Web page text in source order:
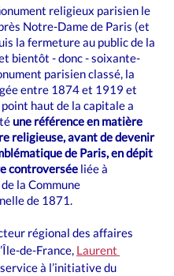
religieux parisien le
Notre-Dame de Paris (et
la fermeture au public de la
bientôt - donc - soixante-
parisien classé, la
entre 1874 et 1919 et
haut de la capitale a
une référence en matière
religieuse, avant de devenir
de Paris, en dépit
controversée liée à
la Commune
de 1871.
régional des affaires
de-France, Laurent
à l’initiative du